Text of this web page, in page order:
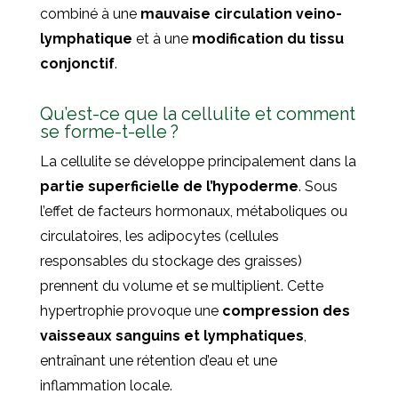
combiné à une mauvaise circulation veino-
lymphatique et à une modification du tissu
conjonctif.
Qu’est-ce que la cellulite et comment
se forme-t-elle ?
La cellulite se développe principalement dans la
partie superficielle de l’hypoderme. Sous
l’effet de facteurs hormonaux, métaboliques ou
circulatoires, les adipocytes (cellules
responsables du stockage des graisses)
prennent du volume et se multiplient. Cette
hypertrophie provoque une compression des
vaisseaux sanguins et lymphatiques,
entraînant une rétention d’eau et une
inflammation locale.